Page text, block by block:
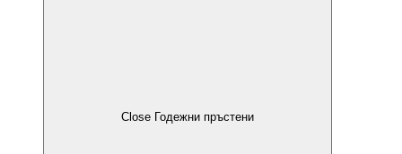
Close Годежни пръстени